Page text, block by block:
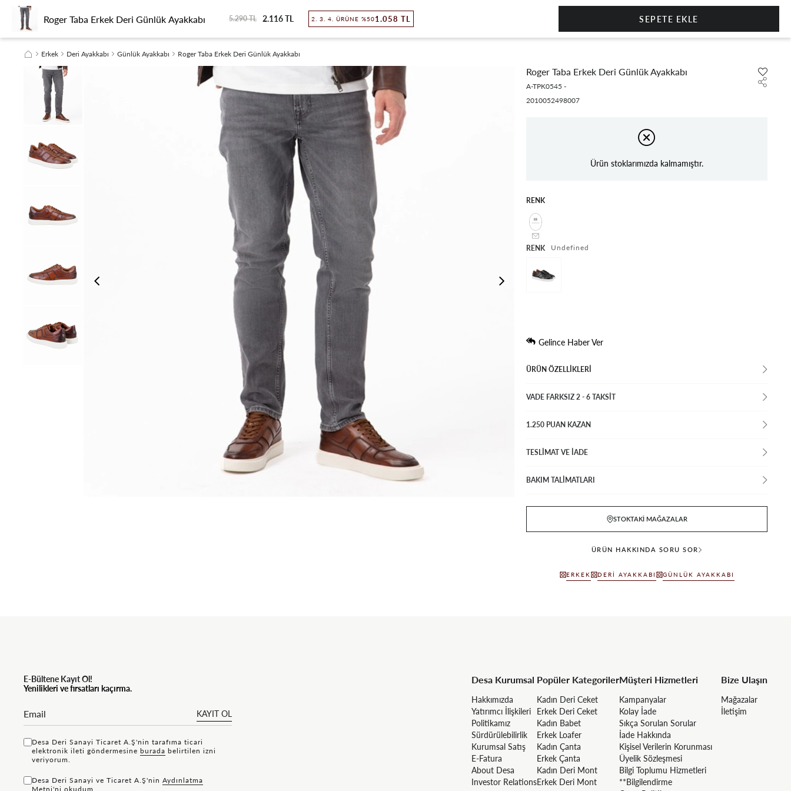
KADINERKEKSEYAHATSEZON FİNALİ SÜRDÜRÜLEBİLİRLİK
Erkek Deri Ayakkabı Günlük Ayakkabı Roger Taba Erkek Deri Günlük Ayakkabı
Roger Taba Erkek Deri Günlük Ayakkabı
A-TPK0545 -
2010052498007
Ürün stoklarımızda kalmamıştır.
RENK
RENK undefined
Gelince Haber Ver
ÜRÜN ÖZELLIKLERI
VADE FARKSIZ 2 - 6 TAKSIT
1.250 PUAN KAZAN
TESLİMAT VE İADE
BAKIM TALİMATLARI
STOKTAKI MAĞAZALAR
ÜRÜN HAKKINDA SORU SOR
ERKEK DERI AYAKKABI GÜNLÜK AYAKKABI
E-Bültene Kayıt Ol!
Yenilikleri ve fırsatları kaçırma.
KAYIT OL
Desa Deri Sanayi Ticaret A.Ş'nin tarafıma ticari
elektronik ileti göndermesine bu rada belirtilen izni
veriyorum.
Desa Deri Sanayi ve Ticaret A.Ş'nin Aydınlatma
Metni'ni okudum.
Desa Kurumsal
Hakkımızda
Yatırımcı İlişkileri
Politikamız
Sürdürülebilirlik
Kurumsal Satış
E-Fatura
About Desa
Investor Relations
Popüler Kategoriler
Kadın Deri Ceket
Erkek Deri Ceket
Kadın Babet
Erkek Loafer
Kadın Çanta
Erkek Çanta
Kadın Deri Mont
Erkek Deri Mont
Müşteri Hizmetleri
Kampanyalar
Kolay İade
Sıkça Sorulan Sorular
İade Hakkında
Kişisel Verilerin Korunması
Üyelik Sözleşmesi
Bilgi Toplumu Hizmetleri
**Bilgilendirme
Bize Ulaşın
Mağazalar
İletişim
Roger Taba Erkek Deri Günlük Ayakkabı 5.290 TL 2.116 TL 2. 3. 4. ÜRÜNE %501.058 TL